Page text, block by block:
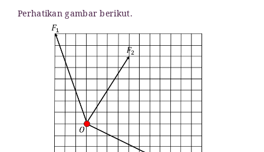
Perhatikan gambar berikut.